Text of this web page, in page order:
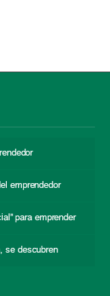
emprendedor
para emprender
se descubren